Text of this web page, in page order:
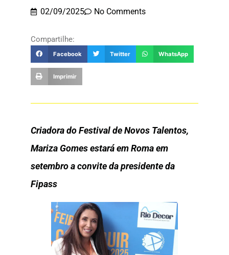
02/09/2025 No Comments
Compartilhe:
Facebook Twitter WhatsApp
Imprimir
Criadora do Festival de Novos Talentos,
Mariza Gomes estará em Roma em
setembro a convite da presidente da
Fipass